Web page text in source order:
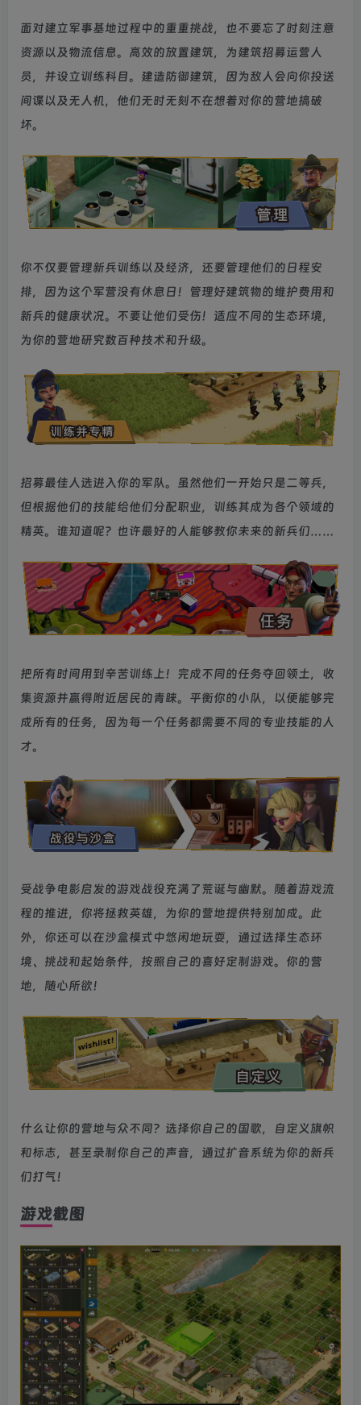
面对建立军事基地过程中的重重挑战，也不要忘了时刻注意
资源以及物流信息。高效的放置建筑，为建筑招募运营人
员，并设立训练科目。建造防御建筑，因为敌人会向你投送
间谍以及无人机，他们无时无刻不在想着对你的营地搞破
坏。
你不仅要管理新兵训练以及经济，还要管理他们的日程安
排，因为这个军营没有休息日！管理好建筑物的维护费用和
新兵的健康状况。不要让他们受伤！适应不同的生态环境，
为你的营地研究数百种技术和升级。
招募最佳人选进入你的军队。虽然他们一开始只是二等兵，
但根据他们的技能给他们分配职业，训练其成为各个领域的
精英。谁知道呢？也许最好的人能够教你未来的新兵们……
把所有时间用到辛苦训练上！完成不同的任务夺回领土，收
集资源并赢得附近居民的青睐。平衡你的小队，以便能够完
成所有的任务，因为每一个任务都需要不同的专业技能的人
才。
受战争电影启发的游戏战役充满了荒诞与幽默。随着游戏流
程的推进，你将拯救英雄，为你的营地提供特别加成。此
外，你还可以在沙盒模式中悠闲地玩耍，通过选择生态环
境、挑战和起始条件，按照自己的喜好定制游戏。你的营
地，随心所欲！
什么让你的营地与众不同？选择你自己的国歌，自定义旗帜
和标志，甚至录制你自己的声音，通过扩音系统为你的新兵
们打气！
游戏截图